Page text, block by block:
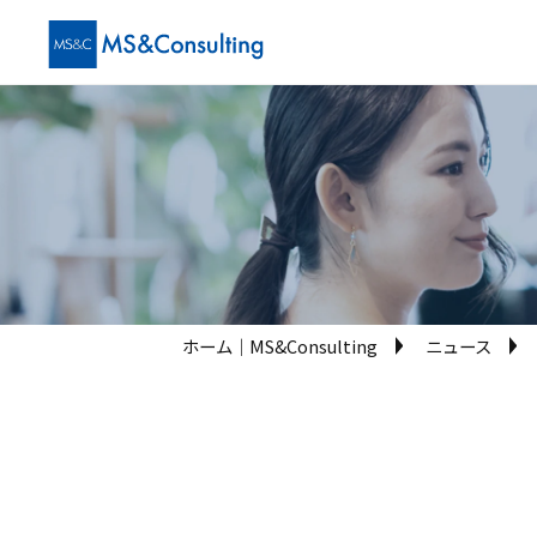
ホーム│MS&Consulting ニュース